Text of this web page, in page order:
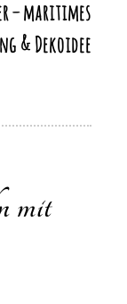
– maritimes
& Dekoidee
mit